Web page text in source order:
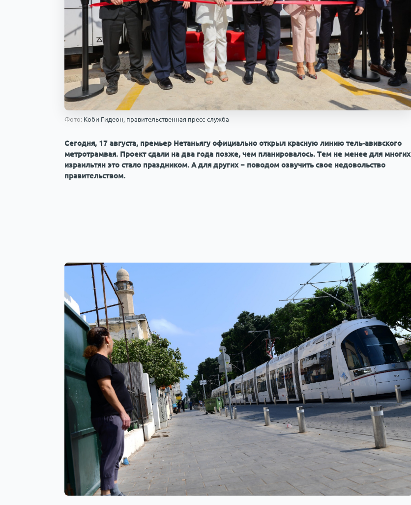
Фото: Коби Гидеон, правительственная пресс-служба
Сегодня, 17 августа, премьер Нетаньягу официально открыл красную линию тель-авивского
метротрамвая. Проект сдали на два года позже, чем планировалось. Тем не менее для многих
израильтян это стало праздником. А для других − поводом озвучить свое недовольство
правительством.